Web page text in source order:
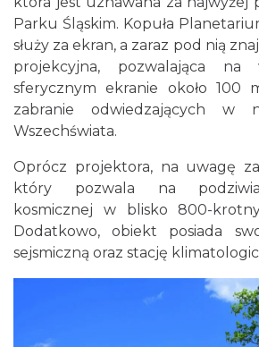
Parku Śląskim. Kopuła
służy za ekran, a zaraz pod nią
projekcyjna, pozwalająca na
sferycznym ekranie około 100
zabranie odwiedzających w
Wszechświata.
Oprócz projektora, na uwagę
który pozwala na
kosmicznej w blisko 800-
Dodatkowo, obiekt posiada
sejsmiczną oraz stację